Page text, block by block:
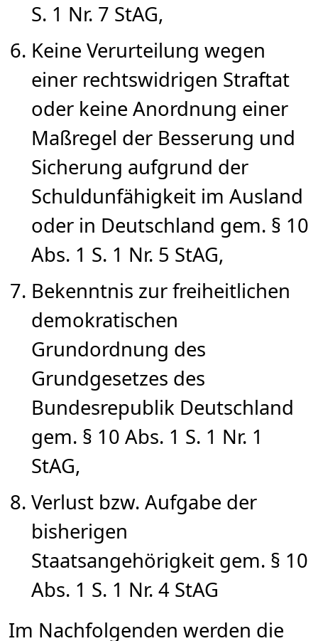
S. 1 Nr. 7 StAG,
Keine Verurteilung wegen
einer rechtswidrigen Straftat
oder keine Anordnung einer
Maßregel der Besserung und
Sicherung aufgrund der
Schuldunfähigkeit im Ausland
oder in Deutschland gem. § 10
Abs. 1 S. 1 Nr. 5 StAG,
Bekenntnis zur freiheitlichen
demokratischen
Grundordnung des
Grundgesetzes des
Bundesrepublik Deutschland
gem. § 10 Abs. 1 S. 1 Nr. 1
StAG,
Verlust bzw. Aufgabe der
bisherigen
Staatsangehörigkeit gem. § 10
Abs. 1 S. 1 Nr. 4 StAG
Im Nachfolgenden werden die